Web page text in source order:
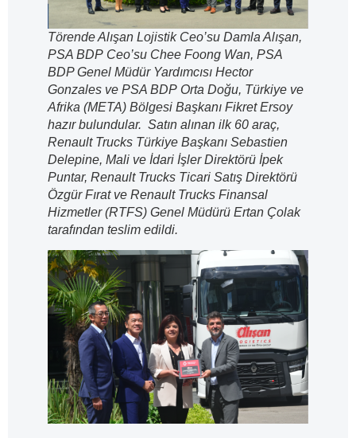
Törende Alışan Lojistik Ceo’su Damla Alışan,
PSA BDP Ceo’su Chee Foong Wan, PSA
BDP Genel Müdür Yardımcısı Hector
Gonzales ve PSA BDP Orta Doğu, Türkiye ve
Afrika (META) Bölgesi Başkanı Fikret Ersoy
hazır bulundular. Satın alınan ilk 60 araç,
Renault Trucks Türkiye Başkanı Sebastien
Delepine, Mali ve İdari İşler Direktörü İpek
Puntar, Renault Trucks Ticari Satış Direktörü
Özgür Fırat ve Renault Trucks Finansal
Hizmetler (RTFS) Genel Müdürü Ertan Çolak
tarafından teslim edildi.